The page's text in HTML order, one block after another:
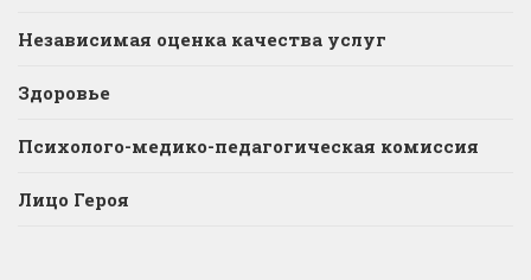
Независимая оценка качества услуг
Здоровье
Психолого-медико-педагогическая комиссия
Лицо Героя